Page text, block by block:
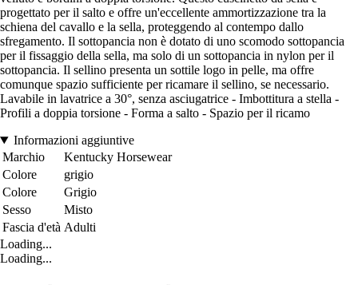
progettato per il salto e offre un'eccellente ammortizzazione tra la
schiena del cavallo e la sella, proteggendo al contempo dallo
sfregamento. Il sottopancia non è dotato di uno scomodo sottopancia
per il fissaggio della sella, ma solo di un sottopancia in nylon per il
sottopancia. Il sellino presenta un sottile logo in pelle, ma offre
comunque spazio sufficiente per ricamare il sellino, se necessario.
Lavabile in lavatrice a 30°, senza asciugatrice - Imbottitura a stella -
Profili a doppia torsione - Forma a salto - Spazio per il ricamo
Informazioni aggiuntive
Marchio
Kentucky Horsewear
Colore
grigio
Colore
Grigio
Sesso
Misto
Fascia d'età Adulti
Loading...
Loading...